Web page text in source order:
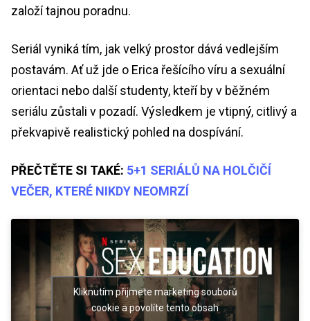
založí tajnou poradnu.
Seriál vyniká tím, jak velký prostor dává vedlejším
postavám. Ať už jde o Erica řešícího víru a sexuální
orientaci nebo další studenty, kteří by v běžném
seriálu zůstali v pozadí. Výsledkem je vtipný, citlivý a
překvapivě realistický pohled na dospívání.
PŘEČTĚTE SI TAKÉ: 5+1 SERIÁLŮ NA HOLČIČÍ
VEČER, KTERÉ NIKDY NEOMRZÍ
Kliknutím přijmete marketing souborů
cookie a povolíte tento obsah